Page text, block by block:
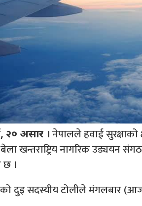
२० असार । नेपालले हवाई
खन्तराष्ट्रिय नागरिक
छ ।
दुइ सदस्यीय टोलीले मंगलबार